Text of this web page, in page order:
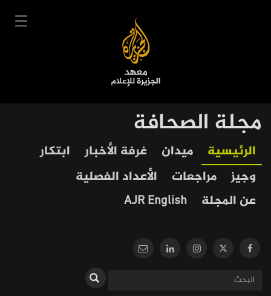
User
account
menu
Main
navigation
دوراتنا
جدول الدورات
مجلة الصحافة
Our
Journalism
الرئيسية ميدان غرفة الأخبار
ابتكار
وجيز
مراجعات
الأعداد الفصلية
عن المجلة
AJR English